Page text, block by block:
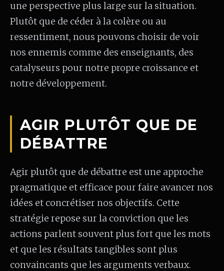
une perspective plus large sur la situation.
Plutôt que de céder à la colère ou au
ressentiment, nous pouvons choisir de voir
nos ennemis comme des enseignants, des
catalyseurs pour notre propre croissance et
notre développement.
AGIR PLUTÔT QUE DE
DÉBATTRE
Agir plutôt que de débattre est une approche
pragmatique et efficace pour faire avancer nos
idées et concrétiser nos objectifs. Cette
stratégie repose sur la conviction que les
actions parlent souvent plus fort que les mots
et que les résultats tangibles sont plus
convaincants que les arguments verbaux.